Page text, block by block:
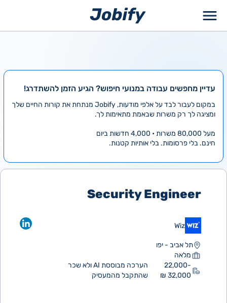
עדיין מחפשים עבודה במנועי חיפוש? הגיע הזמן להשתדרג!
במקום לעבור לבד על אלפי מודעות, Jobify מנתחת את קורות החיים שלך
ומציגה לך רק משרות שבאמת מתאימות לך.
מעל 80,000 משרות • 4,000 חדשות ביום
חינם. בלי פרסומות. בלי אותיות קטנות.
Security Engineer
Wiz
תל אביב - יפו
מלאה
22,000-
32,000 ₪
הערכה מבוססת AI ולא שכר
שהתקבל מהמעסיק